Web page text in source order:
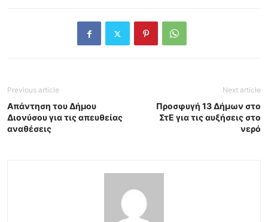
Previous article
Απάντηση του Δήμου
Διονύσου για τις απευθείας
αναθέσεις
Next article
Προσφυγή 13 Δήμων στο
ΣτΕ για τις αυξήσεις στο
νερό